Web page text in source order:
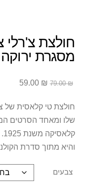
חולצת צ'רלי
מסגרת ירוקה
79.00₪
המחיר
היה:
79.00 ₪.
59.00 ₪
הוא:
59.00 ₪.
חולצת טי קלאסית של
שלו ומאחד הסרטים
והיא מתוך סדרת
צבעים